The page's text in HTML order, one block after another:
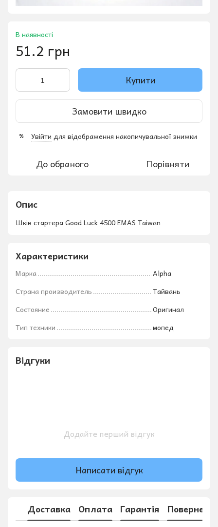
В наявності
51.2 грн
Купити
Замовити швидко
% Увійти для відображення накопичувальної знижки
До обраного Порівняти
Опис
Шків стартера Good Luck 4500 EMAS Taiwan
Характеристики
Марка
Alpha
Страна производитель
Тайвань
Состояние
Оригинал
Тип техники
мопед
Відгуки
Додайте перший відгук
Написати відгук
Доставка Оплата Гарантія